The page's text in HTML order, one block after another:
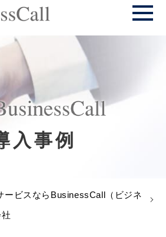
入事例
ービスならBusinessCall（ビジネ